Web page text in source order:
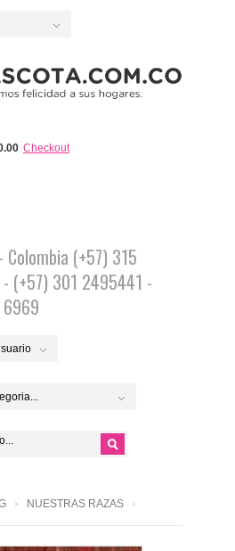
Checkout
Colombia (+57) 315
(+57) 301 2495441 -
NUESTRAS RAZAS